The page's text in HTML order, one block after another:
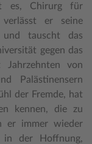
es, Chirurg für
verlässt er seine
und tauscht das
gegen das
von
Palästinensern
der Fremde, hat
kennen, die zu
er immer wieder
in der Hoffnung,